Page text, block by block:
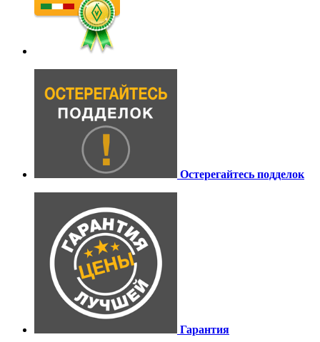
Остерегайтесь подделок
Гарантия